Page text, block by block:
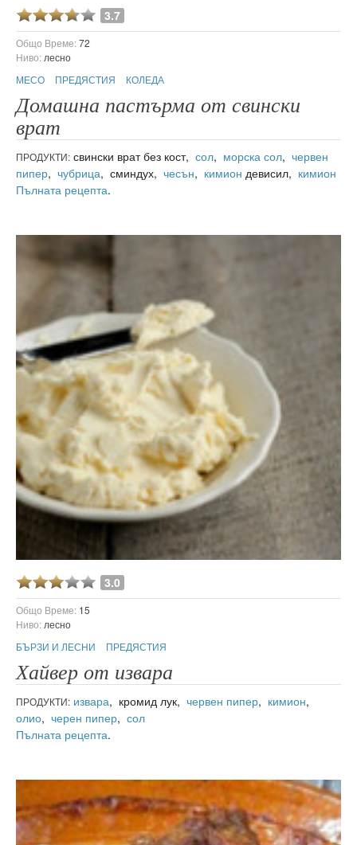
3.7
Общо Време:72
Ниво: лесно
МЕСО
ПРЕДЯСТИЯ КОЛЕДА
Домашна пастърма от свински
врат
ПРОДУКТИ: свински врат без кост, сол, морска сол, червен
пипер, чубрица, сминдух, чесън, кимион девисил, кимион
Пълната рецепта.
3.0
Общо Време: 15
Ниво: лесно
БЪРЗИ И ЛЕСНИ
ПРЕДЯСТИЯ
Хайвер от извара
ПРОДУКТИ: извара, кромид лук, червен пипер, кимион,
олио, черен пипер, сол
Пълната рецепта.